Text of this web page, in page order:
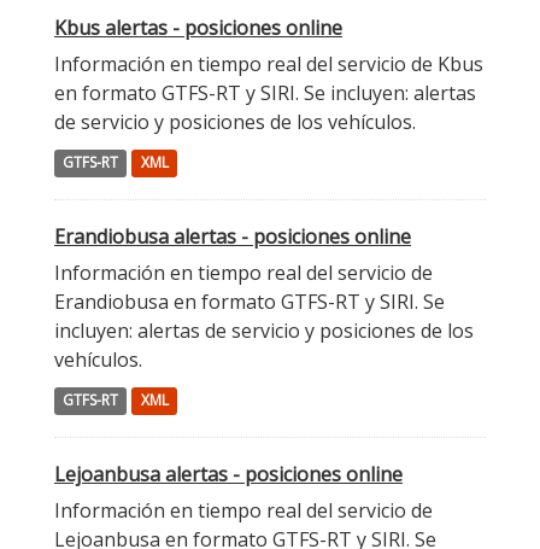
Kbus alertas - posiciones online
Información en tiempo real del servicio de Kbus
en formato GTFS-RT y SIRI. Se incluyen: alertas
de servicio y posiciones de los vehículos.
GTFS-RT XML
Erandiobusa alertas - posiciones online
Información en tiempo real del servicio de
Erandiobusa en formato GTFS-RT y SIRI. Se
incluyen: alertas de servicio y posiciones de los
vehículos.
GTFS-RT XML
Lejoanbusa alertas - posiciones online
Información en tiempo real del servicio de
Lejoanbusa en formato GTFS-RT y SIRI. Se